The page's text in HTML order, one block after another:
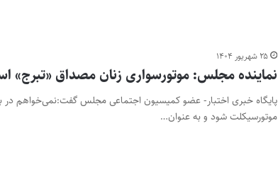
۲۵ شهریور ۱۴۰۴
نماینده مجلس: موتورسواری زنان مصداق «تبرج»
پایگاه خبری اختبار- عضو کمیسیون اجتماعی مجلس گفت:نمی‌خواهم در
موتورسیکلت شود و به عنوان…